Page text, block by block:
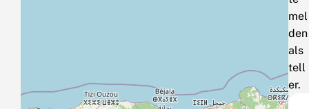
mel
den
als
tell
er.